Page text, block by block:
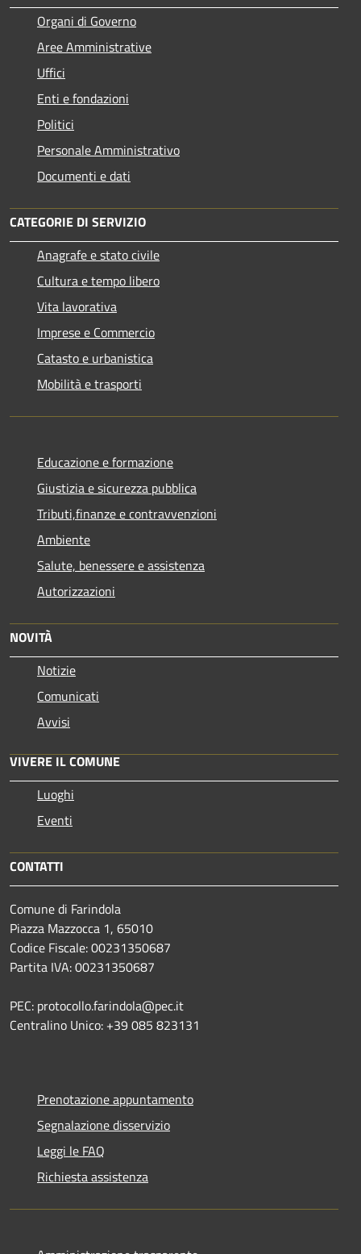
Organi di Governo
Aree Amministrative
Uffici
Enti e fondazioni
Politici
Personale Amministrativo
Documenti e dati
CATEGORIE DI SERVIZIO
Anagrafe e stato civile
Cultura e tempo libero
Vita lavorativa
Imprese e Commercio
Catasto e urbanistica
Mobilità e trasporti
Educazione e formazione
Giustizia e sicurezza pubblica
Tributi,finanze e contravvenzioni
Ambiente
Salute, benessere e assistenza
Autorizzazioni
NOVITÀ
Notizie
Comunicati
Avvisi
VIVERE IL COMUNE
Luoghi
Eventi
CONTATTI
Comune di Farindola
Piazza Mazzocca 1, 65010
Codice Fiscale: 00231350687
Partita IVA: 00231350687
PEC: protocollo.farindola@pec.it
Centralino Unico: +39 085 823131
Prenotazione appuntamento
Segnalazione disservizio
Leggi le FAQ
Richiesta assistenza